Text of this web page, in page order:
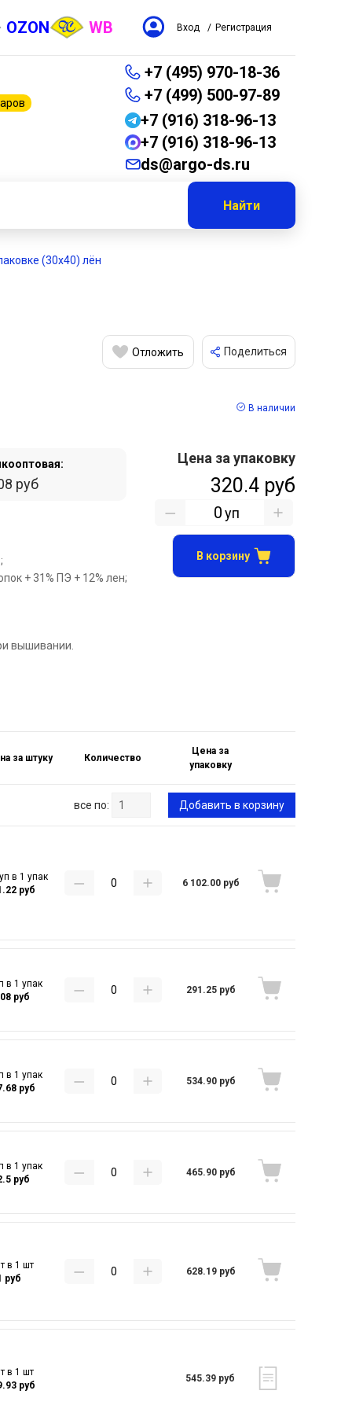
OZON WB Вход / Регистрация
+7 (495) 970-18-36
+7 (499) 500-97-89
+7 (916) 318-96-13
+7 (916) 318-96-13
ds@argo-ds.ru
Найти
(30х40) лён
Отложить Поделиться
В наличии
руб
+ 31% ПЭ + 12% лен;
вышивании.
Цена за упаковку
320.4 руб
уп
В корзину
за штуку Количество
Цена за
упаковку
все по: Добавить в корзину
в 1 упак
руб
6 102.00 руб
в 1 упак
руб
291.25 руб
в 1 упак
руб
534.90 руб
в 1 упак
руб
465.90 руб
в 1 шт
руб
628.19 руб
в 1 шт
руб
545.39 руб